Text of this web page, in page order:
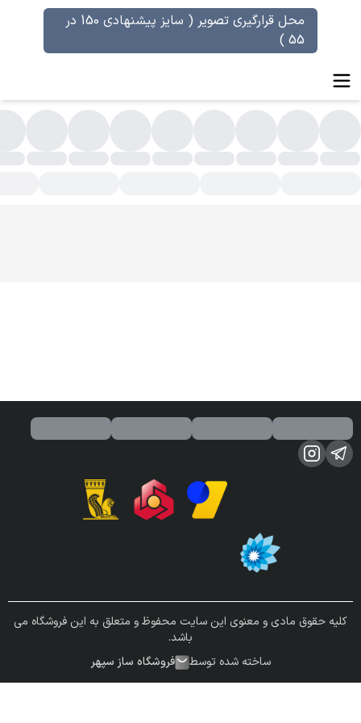
محل قرارگیری تصویر ( سایز پیشنهادی 150 در
55 )
کلیه حقوق مادی و معنوی این سایت محفوظ و متعلق به این فروشگاه می
باشد.
ساخته شده توسط
فروشگاه ساز سپهر